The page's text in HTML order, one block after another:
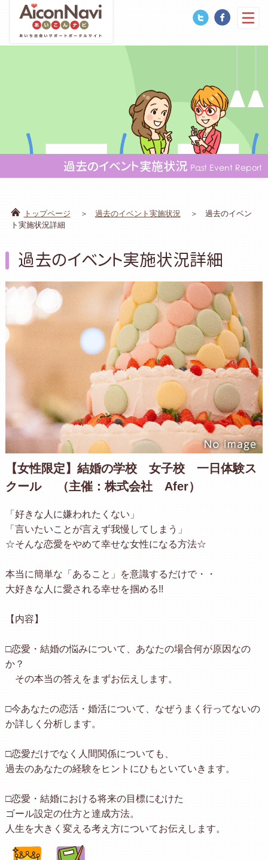
過去のイベント実施状況 Past Event Report
トップページ 過去のイベント実施状況
過去のイベン
ト実施状況詳細
過去のイベント実施状況詳細
【女性限定】結婚の学校 女子校 一日体験ス
クール （主催：株式会社 Afer）
「好きな人に嫌われたくない」
「言いたいことが言えず我慢してしまう」
☆そんな恋愛をやめて幸せな女性になる方法☆
本当に簡単な「あること」を意識するだけで・・
大好きな人に愛される幸せを掴める!!
【内容】
□恋愛・結婚の悩みについて、あなたの場合何が原因なの
か？
その本当の答えをまずお伝えします。
□今あなたの恋活・婚活について、なぜうまく行ってないの
か詳しく分析します。
□恋愛だけでなく人間関係についても、
過去のあなたの経験をヒントにひもといていきます。
□恋愛・結婚における将来の目標にむけた
ゴール設定の仕方と達成方法。
人生を大きく変える考え方についてお伝えします。